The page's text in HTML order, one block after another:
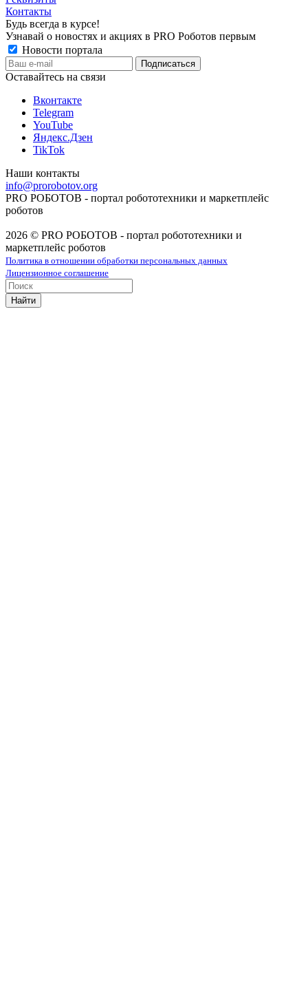
Контакты
Будь всегда в курсе!
Узнавай о новостях и акциях в PRO Роботов первым
Новости портала
Оставайтесь на связи
Вконтакте
Telegram
YouTube
Яндекс.Дзен
TikTok
Наши контакты
info@prorobotov.org
PRO РОБОТОВ - портал робототехники и маркетплейс
роботов
2026 © PRO РОБОТОВ - портал робототехники и
маркетплейс роботов
Политика в отношении обработки персональных данных
Лицензионное соглашение
Найти